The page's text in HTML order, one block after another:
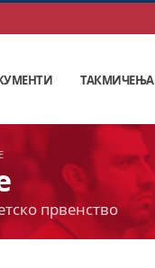
ТАКМИЧЕЊА
првенство